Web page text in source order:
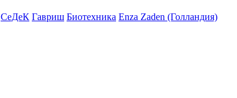
СеДеК Гавриш Биотехника Enza Zaden (Голландия)